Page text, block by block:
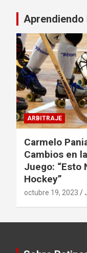
Aprendiendo
ARBITRAJE
Carmelo
Cambios en
Juego: “Esto
Hockey”
octubre 19, 2023